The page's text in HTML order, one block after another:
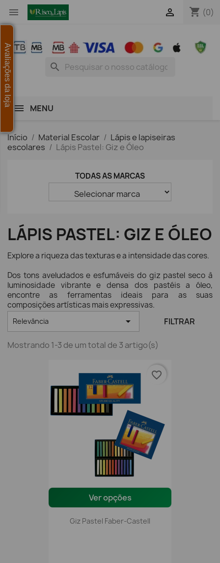
 shopping_cart (0)

search
MENU
Início Material Escolar
Lápis e lapiseiras
escolares
Lápis Pastel: Giz e Óleo
TODAS AS MARCAS
LÁPIS PASTEL: GIZ E ÓLEO
Explore a riqueza das texturas e a intensidade das cores.
Dos tons aveludados e esfumáveis do giz pastel seco à
luminosidade vibrante e densa dos pastéis a óleo,
encontre as ferramentas ideais para as suas
composições artísticas mais expressivas.
Relevância  FILTRAR
Mostrando 1-3 de um total de 3 artigo(s)
Ver opções
Giz Pastel Faber-Castell
favorite_border
Avaliações da loja